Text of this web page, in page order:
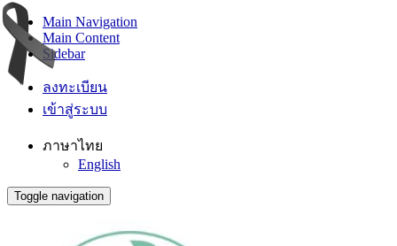
Main Navigation
Main Content
Sidebar
ลงทะเบียน
เข้าสู่ระบบ
ภาษาไทย
English
Toggle navigation